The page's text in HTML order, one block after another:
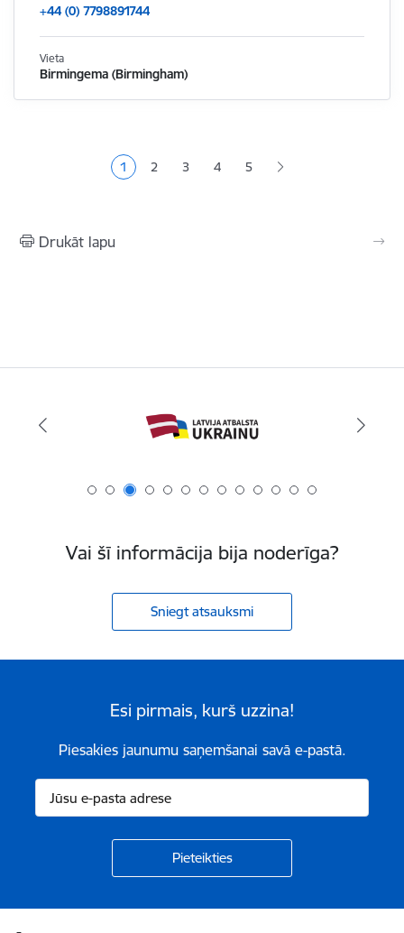
+44 (0) 7798891744
Vieta
Birmingema (Birmingham)
Pašreizējā lapa
1 Lapa
2 Lapa
3 Lapa
4 Lapa
5
Drukāt lapu
Vai šī informācija bija noderīga?
Sniegt atsauksmi
Esi pirmais, kurš uzzina!
Piesakies jaunumu saņemšanai savā e-pastā.